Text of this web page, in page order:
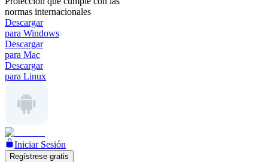
normas internacionales
Descargar
para Windows
Descargar
para Mac
Descargar
para Linux
Iniciar Sesión
Regístrese gratis